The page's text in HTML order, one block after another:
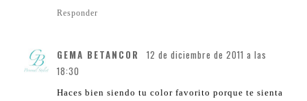
Responder
GEMA BETANCOR
12 de diciembre de 2011 a las
18:30
Haces bien siendo tu color favorito porque te sienta